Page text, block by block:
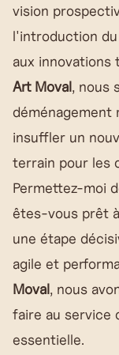
vision
l'introduction
aux innovations
Art Moval, nous
déménagement
insuffler un
terrain pour les
Permettez-moi
êtes-vous prêt
une étape
agile et
Moval, nous
faire au service
essentielle.